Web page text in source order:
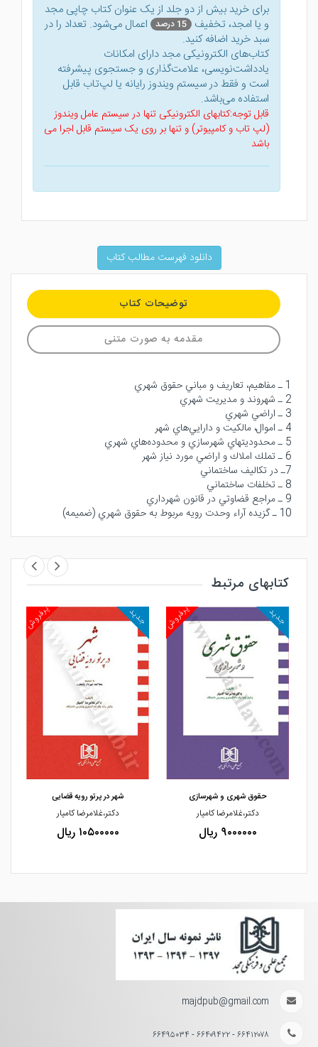
برای خرید بیش از دو جلد از یک عنوان کتاب‌ چاپی مجد
و یا امجد، تخفیف 15 درصد
اعمال می‌شود. تعداد را در
سبد خرید اضافه کنید.
کتاب‌های الکترونیکی مجد دارای امکانات
یادداشت‌نویسی، علامت‌گذاری و جستجوی پیشرفته
است و فقط در سیستم ویندوز رایانه یا لپ‌تاب قابل
استفاده می‌باشد.
قابل توجه:کتابهای الکترونیکی تنها در سیستم عامل ویندوز
(لپ تاب و کامپیوتر) و تنها بر روی یک سیستم قابل اجرا می
باشد
دانلود فهرست مطالب کتاب
توضیحات کتاب
مقدمه به صورت متنی
1 ـ مفاهيم‌، تعاريف و مباني حقوق شهري
2 ـ شهروند و مديريت شهري
3 ـ اراضي شهري
4 ـ اموال‌، مالكيت و دارايي‌هاي شهر
5 ـ محدوديتهاي شهرسازي و محدوده‌هاي شهري
6 ـ تملك املاك و اراضي مورد نياز شهر
7ـ در تكاليف ساختماني
8 ـ تخلفات ساختماني
9 ـ مراجع قضاوتي در قانون شهرداري
10 ـ گزيده آراء وحدت رويه مربوط به حقوق شهري (ضميمه‌)
کتابهای مرتبط
مشاهده و خرید
پرفروش جدید
مشاهده و خرید
حقوق شهری و شهرسازی
دکتر،غلامرضا کامیار
۹۰۰۰۰۰۰ ریال
پرفروش جدید
شهر در پرتو رویه قضایی
دکتر،غلامرضا کامیار
۱۰۵۰۰۰۰۰ ریال
majdpub@gmail.com
۶۶۴۱۲۰۷۸ - ۶۶۴۰۹۴۲۲ - ۶۶۴۹۵۰۳۴